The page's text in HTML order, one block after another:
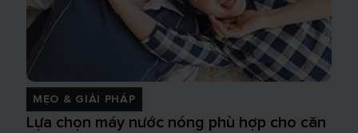
MẸO & GIẢI PHÁP
Lựa chọn máy nước nóng phù hợp cho căn